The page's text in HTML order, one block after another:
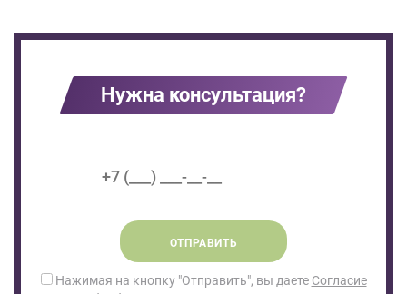
Нужна консультация?
ОТПРАВИТЬ
Нажимая на кнопку "Отправить", вы даете Согласие